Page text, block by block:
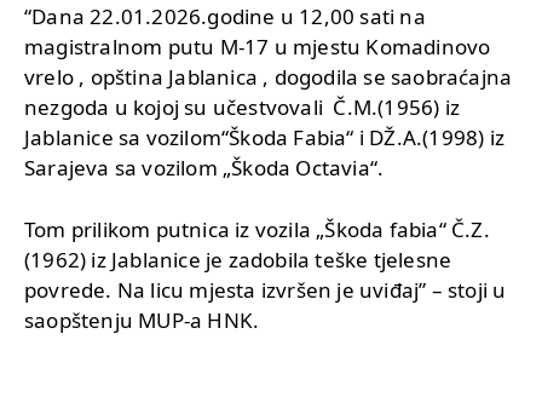
“Dana 22.01.2026.godine u 12,00 sati na
magistralnom putu M-17 u mjestu Komadinovo
vrelo , opština Jablanica , dogodila se saobraćajna
nezgoda u kojoj su učestvovali Č.M.(1956) iz
Jablanice sa vozilom“Škoda Fabia“ i DŽ.A.(1998) iz
Sarajeva sa vozilom „Škoda Octavia“.
Tom prilikom putnica iz vozila „Škoda fabia“ Č.Z.
(1962) iz Jablanice je zadobila teške tjelesne
povrede. Na licu mjesta izvršen je uviđaj” – stoji u
saopštenju MUP-a HNK.